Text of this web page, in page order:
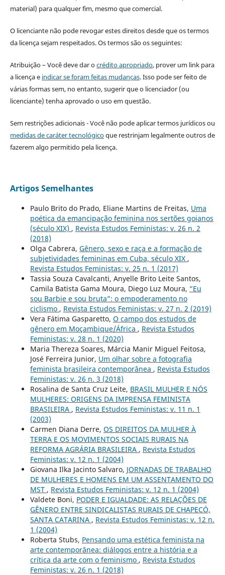
material) para qualquer fim, mesmo que comercial.
O licenciante não pode revogar estes direitos desde que os termos
da licença sejam respeitados. Os termos são os seguintes:
Atribuição – Você deve dar ocrédito apropriado, prover um link para
a licença e indicar se foram feitas mudanças. Isso pode ser feito de
várias formas sem, no entanto, sugerir que o licenciador (ou
licenciante) tenha aprovado o uso em questão.
Sem restrições adicionais - Você não pode aplicar termos jurídicos ou
medidas de caráter tecnológicoque restrinjam legalmente outros de
fazerem algo permitido pela licença.
Artigos Semelhantes
Paulo Brito do Prado, Eliane Martins de Freitas, Uma
poética da emancipação feminina nos sertões goianos
(século XIX) , Revista Estudos Feministas: v. 26 n. 2
(2018)
Olga Cabrera, Gênero, sexo e raça e a formação de
subjetividades femininas em Cuba, século XIX ,
Revista Estudos Feministas: v. 25 n. 1 (2017)
Tassia Souza Cavalcanti, Anyelle Brito Leite Santos,
Camila Batista Gama Moura, Diego Luz Moura, “Eu
sou Barbie e sou bruta”: o empoderamento no
ciclismo , Revista Estudos Feministas: v. 27 n. 2 (2019)
Vera Fátima Gasparetto, O campo dos estudos de
gênero em Moçambique/África , Revista Estudos
Feministas: v. 28 n. 1 (2020)
Maria Thereza Soares, Márcia Manir Miguel Feitosa,
José Ferreira Junior, Um olhar sobre a fotografia
feminista brasileira contemporânea , Revista Estudos
Feministas: v. 26 n. 3 (2018)
Rosalina de Santa Cruz Leite, BRASIL MULHER E NÓS
MULHERES: ORIGENS DA IMPRENSA FEMINISTA
BRASILEIRA , Revista Estudos Feministas: v. 11 n. 1
(2003)
Carmen Diana Derre, OS DIREITOS DA MULHER À
TERRA E OS MOVIMENTOS SOCIAIS RURAIS NA
REFORMA AGRÁRIA BRASILEIRA , Revista Estudos
Feministas: v. 12 n. 1 (2004)
Giovana Ilka Jacinto Salvaro, JORNADAS DE TRABALHO
DE MULHERES E HOMENS EM UM ASSENTAMENTO DO
MST , Revista Estudos Feministas: v. 12 n. 1 (2004)
Valdete Boni, PODER E IGUALDADE: AS RELAÇÕES DE
GÊNERO ENTRE SINDICALISTAS RURAIS DE CHAPECÓ,
SANTA CATARINA , Revista Estudos Feministas: v. 12 n.
1 (2004)
Roberta Stubs, Pensando uma estética feminista na
arte contemporânea: diálogos entre a história e a
crítica da arte com o feminismo , Revista Estudos
Feministas: v. 26 n. 1 (2018)